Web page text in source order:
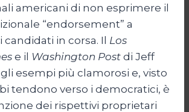
americani di non esprimere il
“endorsement” a
candidati in corsa. Il Los
e il Washington Post di Jeff
esempi più clamorosi e, visto
tendono verso i democratici, è
dei rispettivi proprietari